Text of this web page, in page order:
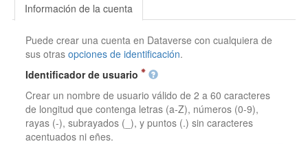
Información de la cuenta
Puede crear una cuenta en Dataverse con cualquiera de
sus otrasopciones de identificación.
Identificador de usuario
Crear un nombre de usuario válido de 2 a 60 caracteres
de longitud que contenga letras (a-Z), números (0-9),
rayas (-), subrayados (_), y puntos (.) sin caracteres
acentuados ni eñes.